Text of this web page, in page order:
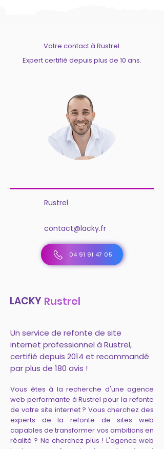
Votre contact à Rustrel
Expert certifié depuis plus de 10 ans.
Rustrel
contact@lacky.fr
04 91 91 47 05
LACKY Rustrel
Un service de refonte de site
internet professionnel à Rustrel,
certifié depuis 2014 et recommandé
par plus de 180 avis !
Vous êtes à la recherche d'une agence
web performante à Rustrel pour la refonte
de votre site internet ? Vous cherchez des
experts de la refonte de sites web
capables de transformer vos ambitions en
réalité ? Ne cherchez plus ! L'agence web